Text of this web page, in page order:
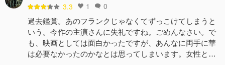
3.3 1 0
過去鑑賞。あのフランクじゃなくてずっこけてしまうと
いう。今作の主演さんに失礼ですね。ごめんなさい。で
も、映画としては面白かったですが、あんなに両手に華
は必要なかったのかなとは思ってしまいます。女性と…